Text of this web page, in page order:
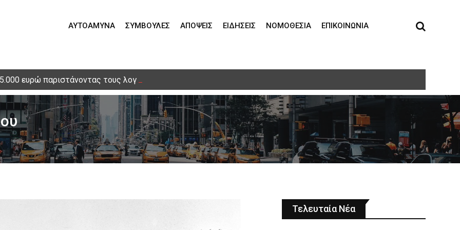
ΑΥΤΟΆΜΥΝΑ
ΣΥΜΒΟΥΛΈΣ ΑΠΌΨΕΙΣ ΕΙΔΉΣΕΙΣ ΝΟΜΟΘΕΣΊΑ ΕΠΙΚΟΙΝΩΝΊΑ
ευρώ παριστάνοντας τους λογιστές – Τηλεφωνική απάτη σε ηλικιωμένη
Τελευταία Νέα